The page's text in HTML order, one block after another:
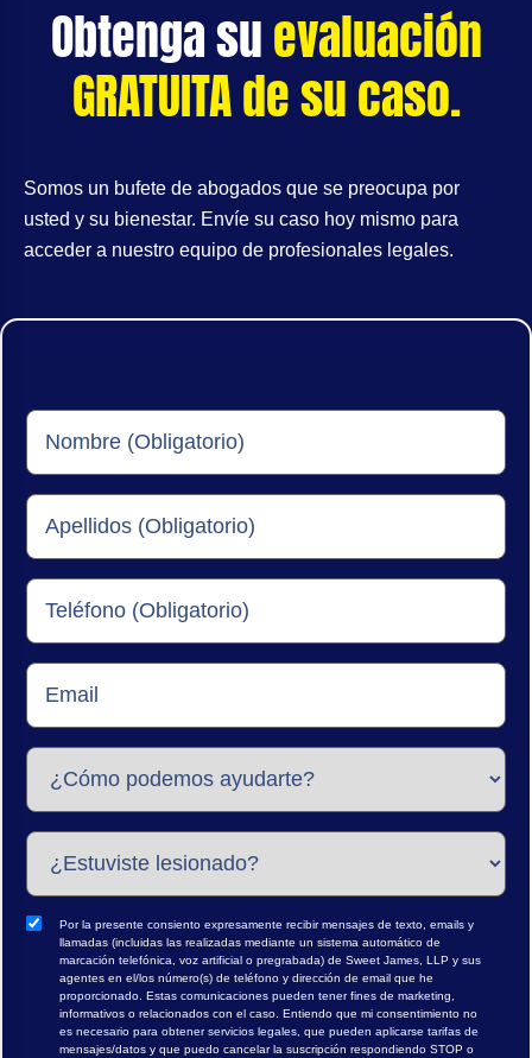
Obtenga suevaluación
GRATUITA de su caso.
Somos un bufete de abogados que se preocupa por
usted y su bienestar. Envíe su caso hoy mismo para
acceder a nuestro equipo de profesionales legales.
Por la presente consiento expresamente recibir mensajes de texto, emails y
llamadas (incluidas las realizadas mediante un sistema automático de
marcación telefónica, voz artificial o pregrabada) de Sweet James, LLP y sus
agentes en el/los número(s) de teléfono y dirección de email que he
proporcionado. Estas comunicaciones pueden tener fines de marketing,
informativos o relacionados con el caso. Entiendo que mi consentimiento no
es necesario para obtener servicios legales, que pueden aplicarse tarifas de
mensajes/datos y que puedo cancelar la suscripción respondiendo STOP o